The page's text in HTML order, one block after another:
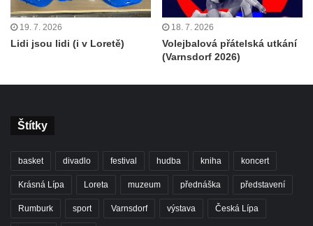
19. 7. 2026
Lidi jsou lidi (i v Loretě)
18. 7. 2026
Volejbalová přátelská utkání
(Varnsdorf 2026)
Štítky
basket divadlo festival hudba kniha koncert
Krásná Lípa Loreta muzeum přednáška představení
Rumburk sport Varnsdorf výstava Česká Lípa